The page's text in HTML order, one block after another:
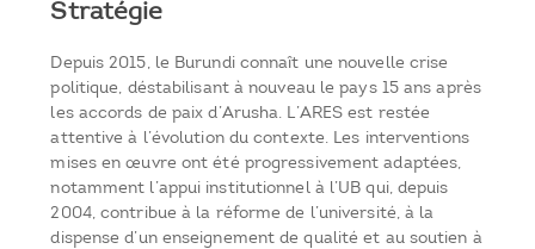
Stratégie
Depuis 2015, le Burundi connaît une nouvelle crise
politique, déstabilisant à nouveau le pays 15 ans après
les accords de paix d’Arusha. L’ARES est restée
attentive à l’évolution du contexte. Les interventions
mises en œuvre ont été progressivement adaptées,
notamment l’appui institutionnel à l’UB qui, depuis
2004, contribue à la réforme de l’université, à la
dispense d’un enseignement de qualité et au soutien à